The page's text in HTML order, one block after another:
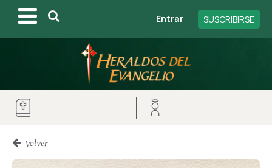
Entrar SUSCRIBIRSE
Volver